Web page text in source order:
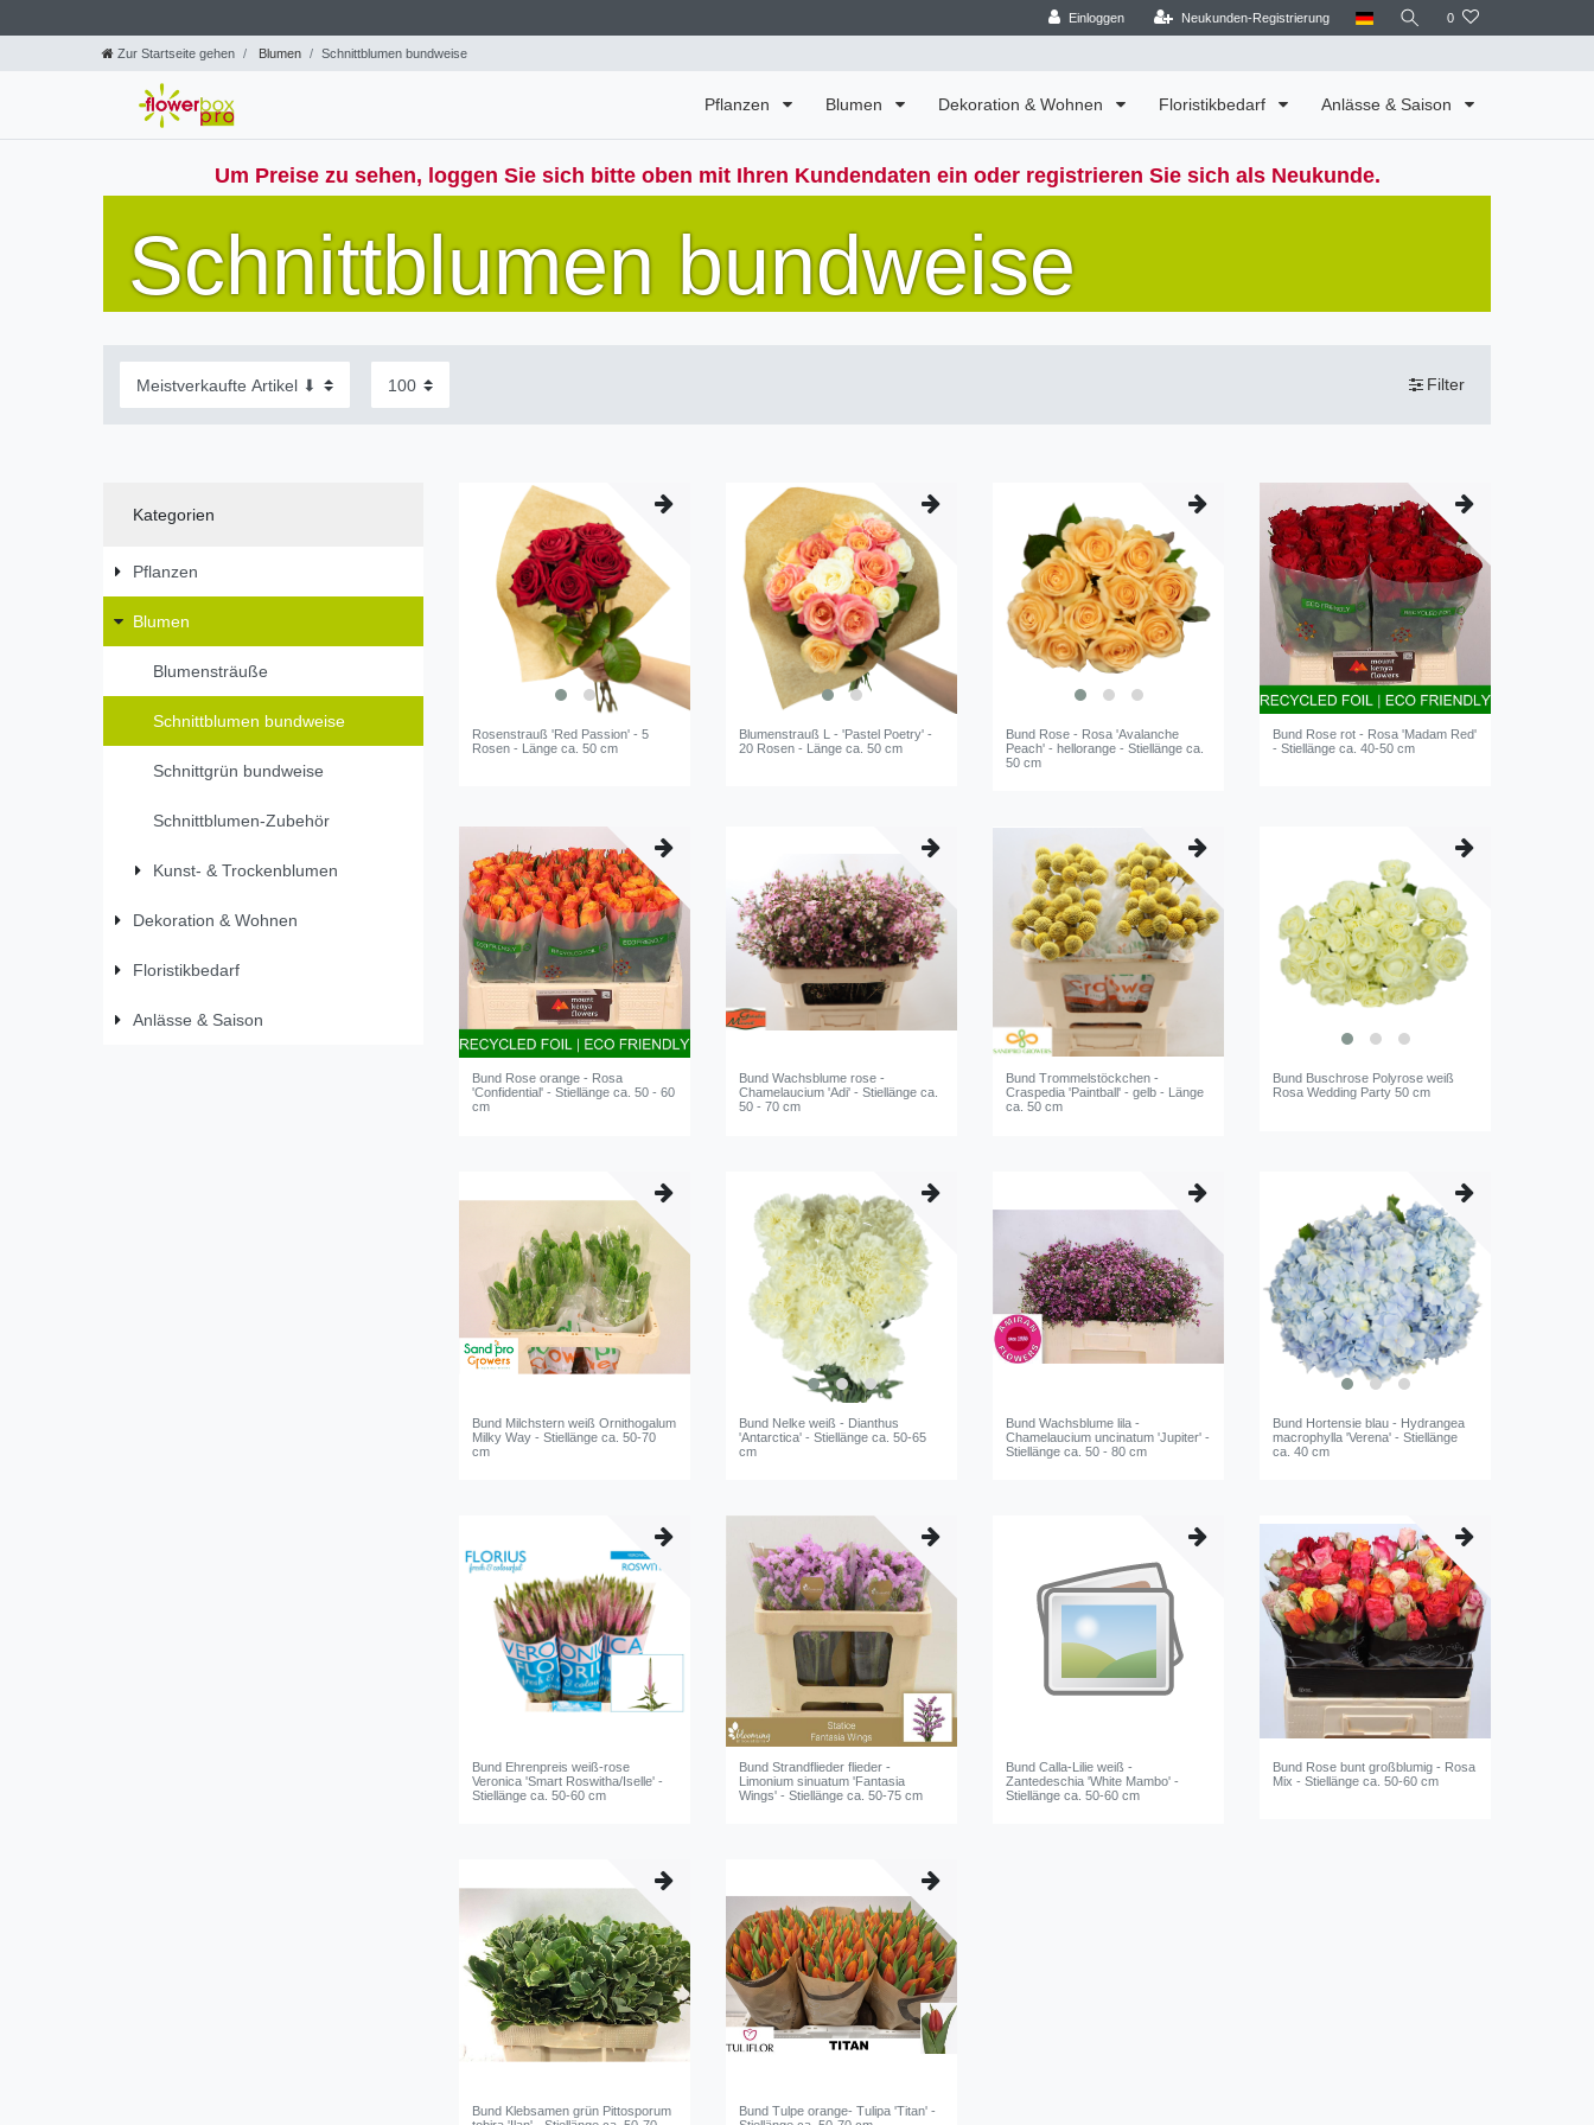
Einloggen Neukunden-Registrierung 0
Zur Startseite gehen Blumen Schnittblumen bundweise
Pflanzen Blumen Dekoration & Wohnen Floristikbedarf Anlässe & Saison
Um Preise zu sehen, loggen Sie sich bitte oben mit Ihren Kundendaten ein oder registrieren Sie sich als Neukunde.
Schnittblumen bundweise
Filter
Kategorien
Pflanzen
Blumen
Blumensträuße
Schnittblumen bundweise
Schnittgrün bundweise
Schnittblumen-Zubehör
Kunst- & Trockenblumen
Dekoration & Wohnen
Floristikbedarf
Anlässe & Saison
Rosenstrauß 'Red Passion' - 5
Rosen - Länge ca. 50 cm
Blumenstrauß L - 'Pastel Poetry' -
20 Rosen - Länge ca. 50 cm
Bund Rose - Rosa 'Avalanche
Peach' - hellorange - Stiellänge ca.
50 cm
Bund Rose rot - Rosa 'Madam Red'
- Stiellänge ca. 40-50 cm
Bund Rose orange - Rosa
'Confidential' - Stiellänge ca. 50 - 60
cm
Bund Wachsblume rose -
Chamelaucium 'Adi' - Stiellänge ca.
50 - 70 cm
Bund Trommelstöckchen -
Craspedia 'Paintball' - gelb - Länge
ca. 50 cm
Bund Buschrose Polyrose weiß
Rosa Wedding Party 50 cm
Bund Milchstern weiß Ornithogalum
Milky Way - Stiellänge ca. 50-70
cm
Bund Nelke weiß - Dianthus
'Antarctica' - Stiellänge ca. 50-65
cm
Bund Wachsblume lila -
Chamelaucium uncinatum 'Jupiter' -
Stiellänge ca. 50 - 80 cm
Bund Hortensie blau - Hydrangea
macrophylla 'Verena' - Stiellänge
ca. 40 cm
Bund Ehrenpreis weiß-rose
Veronica 'Smart Roswitha/Iselle' -
Stiellänge ca. 50-60 cm
Bund Strandflieder flieder -
Limonium sinuatum 'Fantasia
Wings' - Stiellänge ca. 50-75 cm
Bund Calla-Lilie weiß -
Zantedeschia 'White Mambo' -
Stiellänge ca. 50-60 cm
Bund Rose bunt großblumig - Rosa
Mix - Stiellänge ca. 50-60 cm
Bund Klebsamen grün Pittosporum
Bund Tulpe orange- Tulipa 'Titan' -